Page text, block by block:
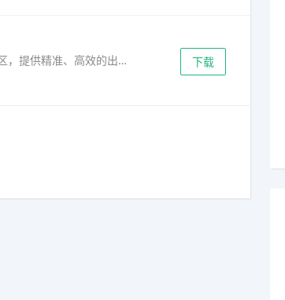
百度地图车机版32位是一款专为车载环境设计的导航应用，覆盖全球200多个国家和地区，提供精准、高效的出行服务。其特色功能包括语音导航、智能语音输入和多种路线选择，确保驾驶者无需... 下载